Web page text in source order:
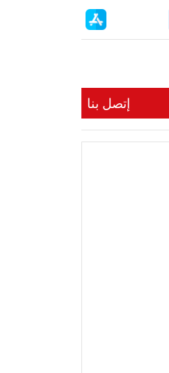
إتصل بنا